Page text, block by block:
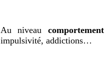
Au niveau comportement
impulsivité, addictions…